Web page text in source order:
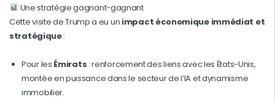
Une stratégie gagnant-gagnant
Cette visite de Trump a eu un impact économique immédiat et
stratégique:
Pour les Émirats : renforcement des liens avec les États-Unis,
montée en puissance dans le secteur de l’IA et dynamisme
immobilier.